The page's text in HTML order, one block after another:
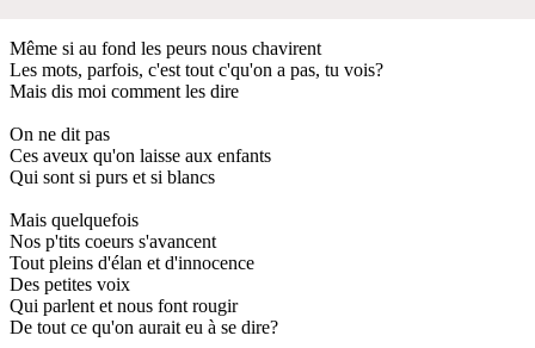
Même si au fond les peurs nous chavirent
Les mots, parfois, c'est tout c'qu'on a pas, tu vois?
Mais dis moi comment les dire
On ne dit pas
Ces aveux qu'on laisse aux enfants
Qui sont si purs et si blancs
Mais quelquefois
Nos p'tits coeurs s'avancent
Tout pleins d'élan et d'innocence
Des petites voix
Qui parlent et nous font rougir
De tout ce qu'on aurait eu à se dire?